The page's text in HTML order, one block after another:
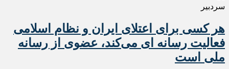
سردبیر
هر کسی برای اعتلای ایران و نظام اسلامی
فعالیت رسانه ای می‌کند، عضوی از رسانه
ملی است